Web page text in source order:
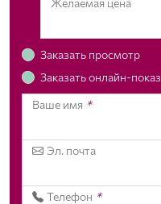
Заказать просмотр
Заказать онлайн-показ
Ваше имя *
Эл. почта
Телефон *